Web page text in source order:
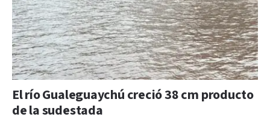
El río Gualeguaychú creció 38 cm producto
de la sudestada